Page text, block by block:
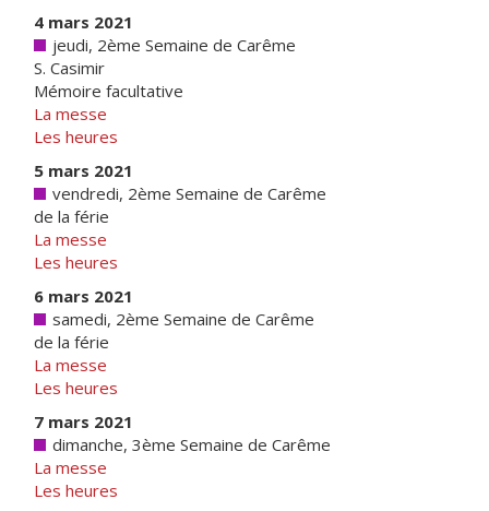
4 mars 2021
jeudi, 2ème Semaine de Carême
S. Casimir
Mémoire facultative
La messe
Les heures
5 mars 2021
vendredi, 2ème Semaine de Carême
de la férie
La messe
Les heures
6 mars 2021
samedi, 2ème Semaine de Carême
de la férie
La messe
Les heures
7 mars 2021
dimanche, 3ème Semaine de Carême
La messe
Les heures